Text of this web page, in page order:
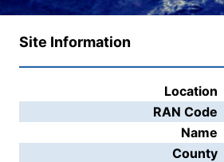
Site Information
Location
RAN Code
Name
County